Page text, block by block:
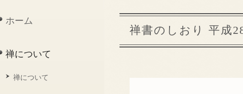
ホーム
禅について
禅について
禅書のしおり 平成